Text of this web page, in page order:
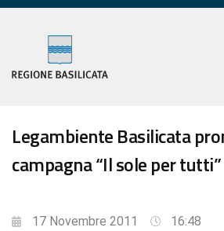
Legambiente Basilicata
campagna “Il sole per tutti”
17 Novembre 2011 16:48